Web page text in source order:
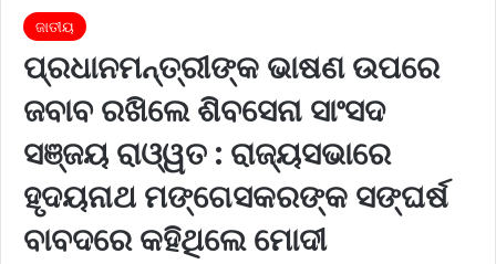
ଜାତୀୟ
ପ୍ରଧାନମନ୍ତ୍ରୀଙ୍କ ଭାଷଣ ଉପରେ
ଜବାବ ରଖିଲେ ଶିବସେନା ସାଂସଦ
ସଞ୍ଜୟ ରାଓ୍ୱତ : ରାଜ୍ୟସଭାରେ
ହୃଦୟନାଥ ମଙ୍ଗେସକରଙ୍କ ସଙ୍ଘର୍ଷ
ବାବଦରେ କହିଥିଲେ ମୋଦୀ